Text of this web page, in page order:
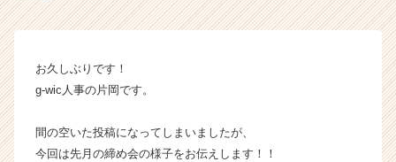
業
ら
ス
お久しぶりです！
g-wic人事の片岡です。
間の空いた投稿になってしまいましたが、
今回は先月の締め会の様子をお伝えします！！